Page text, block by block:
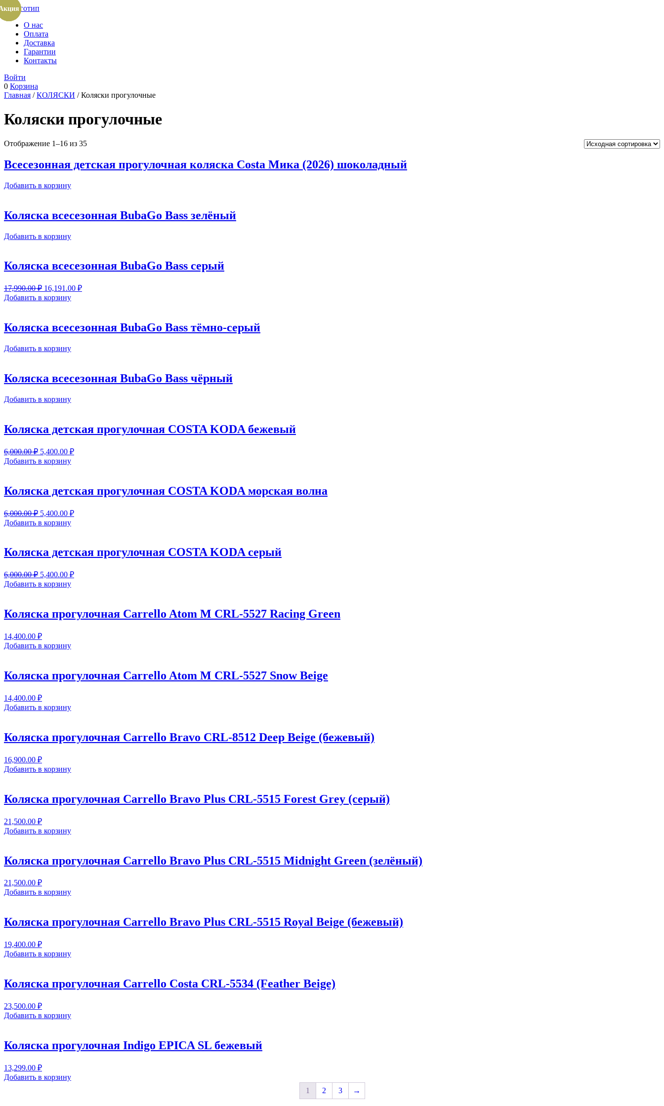
О нас
Оплата
Доставка
Гарантии
Контакты
Войти
0 Корзина
Главная /КОЛЯСКИ / Коляски прогулочные
Коляски прогулочные
Отображение 1–16 из 35
Всесезонная детская прогулочная коляска Costa Мика (2026) шоколадный
Добавить в корзину
Коляска всесезонная BubaGo Bass зелёный
Добавить в корзину
Коляска всесезонная BubaGo Bass серый
17,990.00₽ Первоначальная
цена
составляла
16,191.00 ₽Текущая
Добавить в корзину
Коляска всесезонная BubaGo Bass тёмно-серый
Добавить в корзину
Коляска всесезонная BubaGo Bass чёрный
Добавить в корзину
Коляска детская прогулочная COSTA KODA бежевый
6,000.00₽ Первоначальная
цена
составляла
5,400.00 ₽Текущая
Добавить в корзину
Коляска детская прогулочная COSTA KODA морская волна
6,000.00₽ Первоначальная
цена
составляла
5,400.00 ₽Текущая
Добавить в корзину
Коляска детская прогулочная COSTA KODA серый
6,000.00₽ Первоначальная
цена
составляла
5,400.00 ₽Текущая
Добавить в корзину
Коляска прогулочная Carrello Atom M CRL-5527 Racing Green
14,400.00 ₽
Добавить в корзину
Коляска прогулочная Carrello Atom M CRL-5527 Snow Beige
14,400.00 ₽
Добавить в корзину
Коляска прогулочная Carrello Bravo CRL-8512 Deep Beige (бежевый)
16,900.00 ₽
Добавить в корзину
Коляска прогулочная Carrello Bravo Plus CRL-5515 Forest Grey (серый)
21,500.00 ₽
Добавить в корзину
Коляска прогулочная Carrello Bravo Plus CRL-5515 Midnight Green (зелёный)
21,500.00 ₽
Добавить в корзину
Коляска прогулочная Carrello Bravo Plus CRL-5515 Royal Beige (бежевый)
19,400.00 ₽
Добавить в корзину
Коляска прогулочная Carrello Costa CRL-5534 (Feather Beige)
23,500.00 ₽
Добавить в корзину
Коляска прогулочная Indigo EPICA SL бежевый
13,299.00 ₽
Добавить в корзину
1
2 3 →